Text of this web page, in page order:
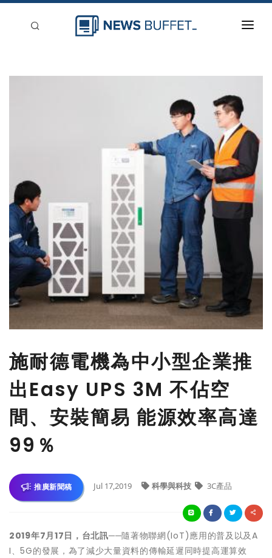
施耐德電機為中小型企業推
出Easy UPS 3M 不佔空
間、安裝簡易 能源效率高達
99％
推廣新聞稿 Jul 17,2019 科學與科技 3C產品
2019年7月17日，台北訊──隨著物聯網(IoT)應用的普及以及A
I、5G的發展，為了減少大量資料的傳輸延遲同時提高運算效